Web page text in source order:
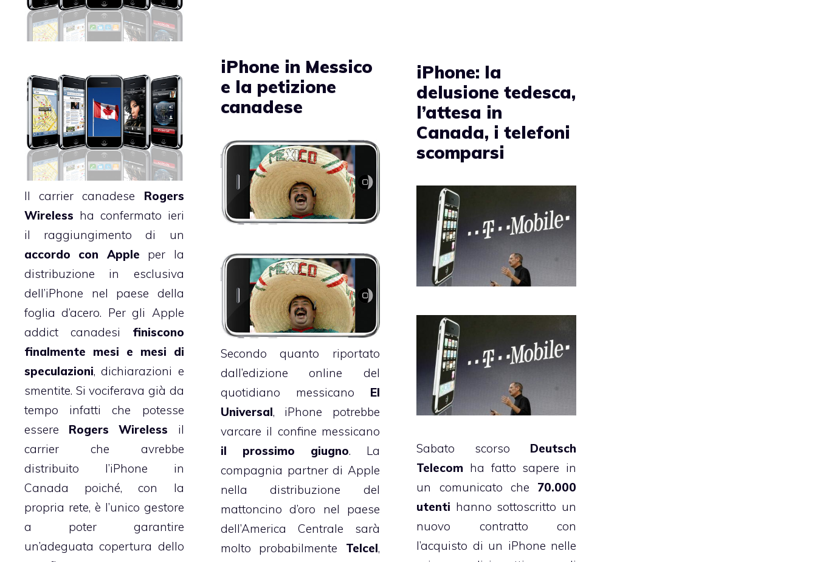
Il carrier canadese Rogers
Wireless ha confermato ieri
il raggiungimento di un
accordo con Apple per la
distribuzione in esclusiva
dell’iPhone nel paese della
foglia d’acero. Per gli Apple
addict canadesi finiscono
finalmente mesi e mesi di
speculazioni, dichiarazioni e
smentite. Si vociferava già da
tempo infatti che potesse
essere Rogers Wireless il
carrier che avrebbe
distribuito l’iPhone in
Canada poiché, con la
propria rete, è l’unico gestore
a poter garantire
un’adeguata copertura dello
iPhone in Messico
e la petizione
canadese
Secondoquanto riportato
dall’edizione online del
quotidiano messicano El
Universal, iPhone potrebbe
varcare il confine messicano
il prossimo giugno. La
compagnia partner di Apple
nella distribuzione del
mattoncino d’oro nel paese
dell’America Centrale sarà
molto probabilmente Telcel,
iPhone: la
delusione tedesca,
l’attesa in
Canada, i telefoni
scomparsi
Sabato scorso Deutsch
Telecom ha fatto sapere in
un comunicato che 70.000
utenti hanno sottoscritto un
nuovo contratto con
l’acquisto di un iPhone nelle